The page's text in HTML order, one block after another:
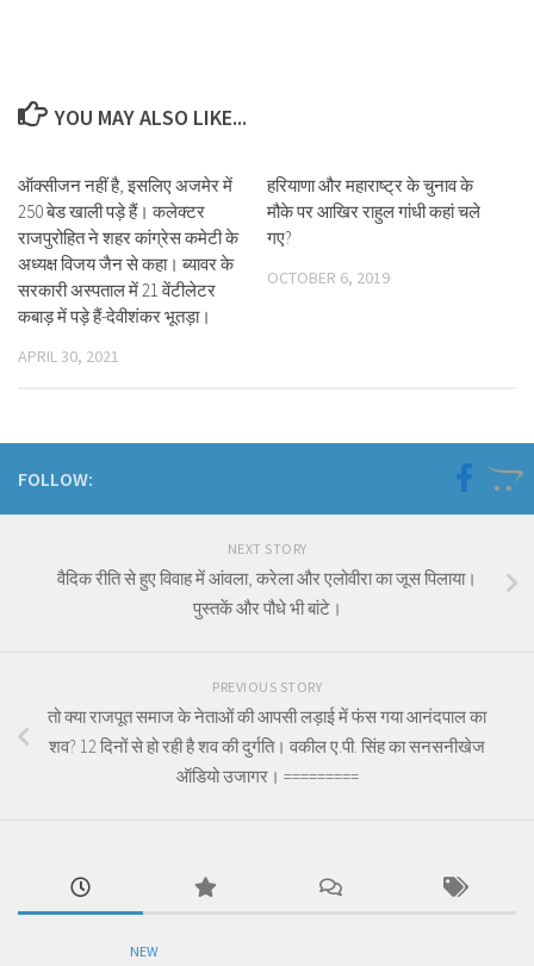
YOU MAY ALSO LIKE...
ऑक्सीजन नहीं है, इसलिए अजमेर में
250 बेड खाली पड़े हैं। कलेक्टर
राजपुरोहित ने शहर कांग्रेस कमेटी के
अध्यक्ष विजय जैन से कहा। ब्यावर के
सरकारी अस्पताल में 21 वेंटीलेटर
कबाड़ में पड़े हैं-देवीशंकर भूतड़ा।
APRIL 30, 2021
हरियाणा और महाराष्ट्र के चुनाव के
मौके पर आखिर राहुल गांधी कहां चले
गए?
OCTOBER 6, 2019
FOLLOW:
NEXT STORY
वैदिक रीति से हुए विवाह में आंवला, करेला और एलोवीरा का जूस पिलाया।
पुस्तकें और पौधे भी बांटे।
PREVIOUS STORY
तो क्या राजपूत समाज के नेताओं की आपसी लड़ाई में फंस गया आनंदपाल का
शव? 12 दिनों से हो रही है शव की दुर्गति। वकील ए.पी. सिंह का सनसनीखेज
ऑडियो उजागर। =========
NEW